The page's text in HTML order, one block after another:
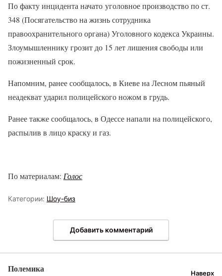
По факту инцидента начато уголовное производство по ст.
348 (Посягательство на жизнь сотрудника
правоохранительного органа) Уголовного кодекса Украины.
Злоумышленнику грозит до 15 лет лишения свободы или
пожизненный срок.
Напомним, ранее сообщалось, в Киеве на Лесном пьяный
неадекват ударил полицейского ножом в грудь.
Ранее также сообщалось, в Одессе напали на полицейского,
распылив в лицо краску и газ.
По материалам: Голос
Категории: Шоу-биз
Добавить комментарий
Полемика Наверх